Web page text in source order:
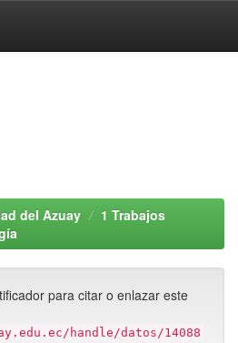
del Azuay
1 Trabajos
para citar o enlazar este
handle/datos/14088